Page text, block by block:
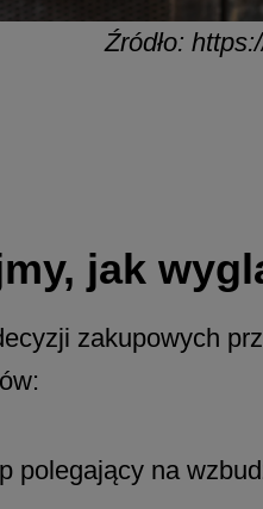
Źródło:
jak
zakupowych
polegający na